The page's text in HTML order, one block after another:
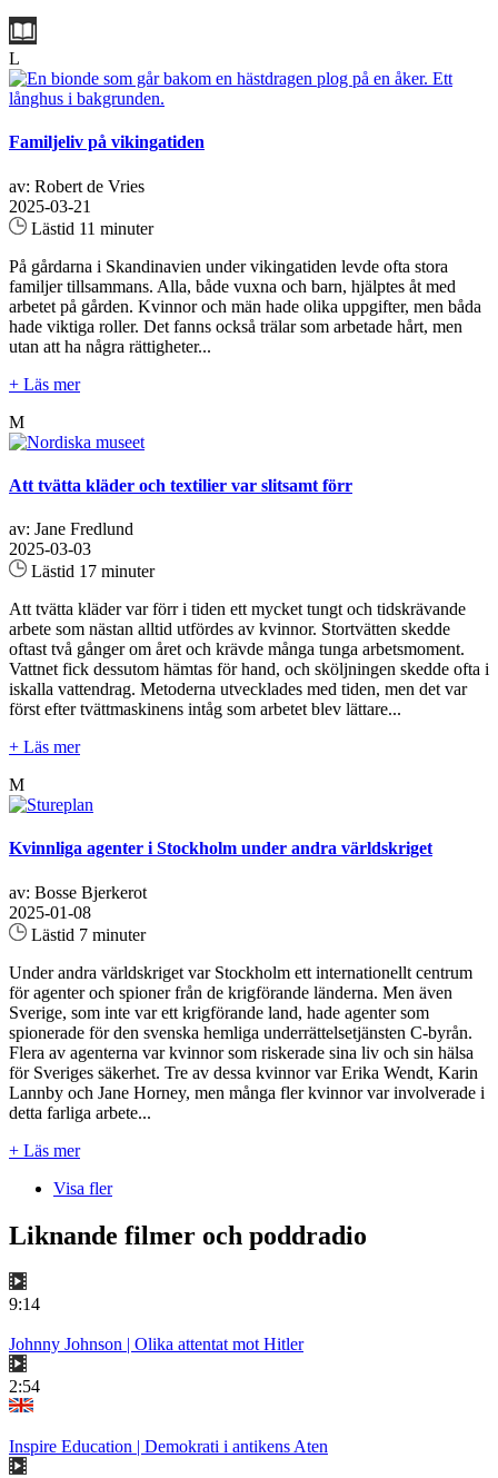
L
Familjeliv på vikingatiden
av: Robert de Vries
2025-03-21
Lästid 11 minuter
På gårdarna i Skandinavien under vikingatiden levde ofta stora
familjer tillsammans. Alla, både vuxna och barn, hjälptes åt med
arbetet på gården. Kvinnor och män hade olika uppgifter, men båda
hade viktiga roller. Det fanns också trälar som arbetade hårt, men
utan att ha några rättigheter...
+ Läs mer
M
Att tvätta kläder och textilier var slitsamt förr
av: Jane Fredlund
2025-03-03
Lästid 17 minuter
Att tvätta kläder var förr i tiden ett mycket tungt och tidskrävande
arbete som nästan alltid utfördes av kvinnor. Stortvätten skedde
oftast två gånger om året och krävde många tunga arbetsmoment.
Vattnet fick dessutom hämtas för hand, och sköljningen skedde ofta i
iskalla vattendrag. Metoderna utvecklades med tiden, men det var
först efter tvättmaskinens intåg som arbetet blev lättare...
+ Läs mer
M
Kvinnliga agenter i Stockholm under andra världskriget
av: Bosse Bjerkerot
2025-01-08
Lästid 7 minuter
Under andra världskriget var Stockholm ett internationellt centrum
för agenter och spioner från de krigförande länderna. Men även
Sverige, som inte var ett krigförande land, hade agenter som
spionerade för den svenska hemliga underrättelsetjänsten C-byrån.
Flera av agenterna var kvinnor som riskerade sina liv och sin hälsa
för Sveriges säkerhet. Tre av dessa kvinnor var Erika Wendt, Karin
Lannby och Jane Horney, men många fler kvinnor var involverade i
detta farliga arbete...
+ Läs mer
Visa fler
Liknande filmer och poddradio
9:14
Johnny Johnson | Olika attentat mot Hitler
2:54
Inspire Education | Demokrati i antikens Aten